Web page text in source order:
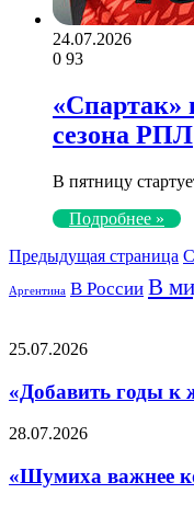
24.07.2026
0 93
«Спартак»
сезона РПЛ
В пятницу
Подробнее »
Предыдущая страница
Аргентина В России В
«Добавить
к
жизни»:
учёный
метаболическом
25.07.2026
«Добавить годы к
«Шумиха
компетентности»:
Мальдини
28.07.2026
«Шумиха важнее